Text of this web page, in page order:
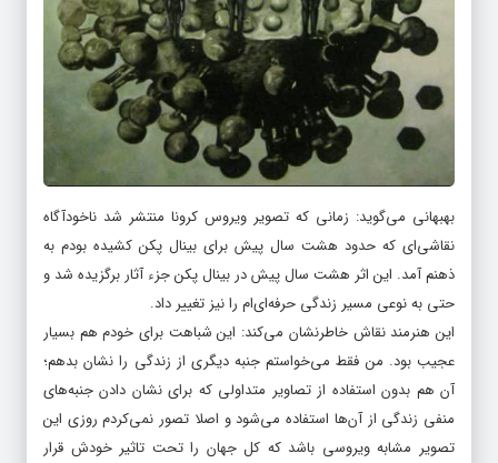
بهبهانی می‌گوید: زمانی که تصویر ویروس کرونا منتشر شد ناخودآگاه
نقاشی‌ای که حدود هشت سال پیش برای بینال پکن کشیده بودم به
ذهنم آمد. این اثر هشت سال پیش در بینال پکن جزء آثار برگزیده شد و
حتی به نوعی مسیر زندگی حرفه‌ای‌ام را نیز تغییر داد.
این هنرمند نقاش خاطرنشان می‌کند: این شباهت برای خودم هم بسیار
عجیب بود. من فقط می‌خواستم جنبه دیگری از زندگی را نشان بدهم؛
آن هم بدون استفاده از تصاویر متداولی که برای نشان دادن جنبه‌های
منفی زندگی از آن‌ها استفاده می‌شود و اصلا تصور نمی‌کردم روزی این
تصویر مشابه ویروسی باشد که کل جهان را تحت تاثیر خودش قرار